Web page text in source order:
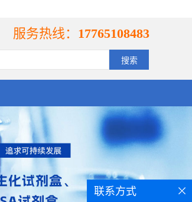
服务热线： 17765108483
联系方式